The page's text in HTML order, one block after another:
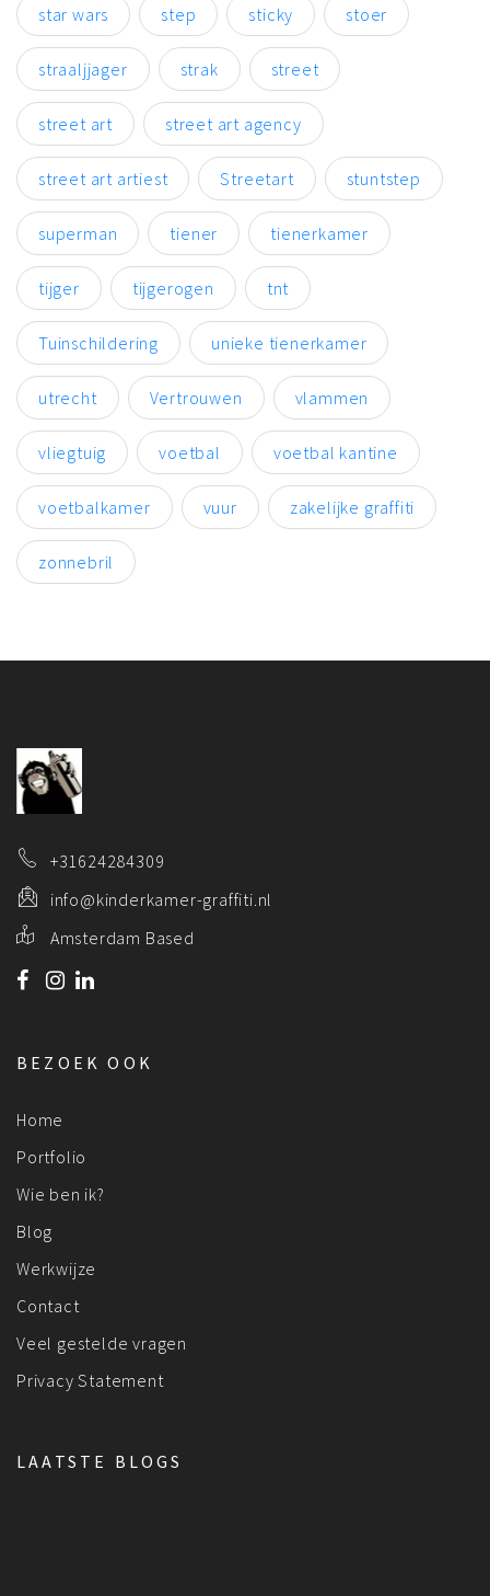
star wars step sticky stoer
straaljjager strak street
street art street art agency
street art artiest Streetart stuntstep
superman tiener tienerkamer
tijger tijgerogen tnt
Tuinschildering unieke tienerkamer
utrecht Vertrouwen vlammen
vliegtuig voetbal voetbal kantine
voetbalkamer vuur zakelijke graffiti
zonnebril
+31624284309
info@kinderkamer-graffiti.nl
Amsterdam Based
BEZOEK OOK
Home
Portfolio
Wie ben ik?
Blog
Werkwijze
Contact
Veel gestelde vragen
Privacy Statement
LAATSTE BLOGS